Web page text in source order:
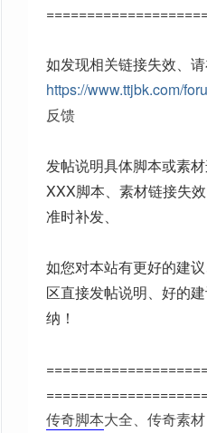
如发现相关链接失效、
https://www.ttjbk.com/
反馈
发帖说明具体脚本或素
XXX脚本、素材链接失
准时补发、
如您对本站有更好的建
区直接发帖说明、好的
纳！
传奇脚本大全、传奇素